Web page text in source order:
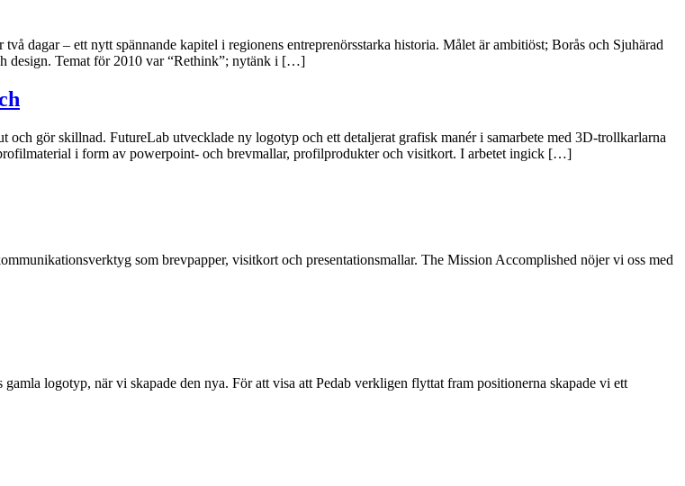
dagar – ett nytt spännande kapitel i regionens entreprenörsstarka historia. Målet är ambitiöst; Borås och Sjuhärad
design. Temat för 2010 var “Rethink”; nytänk i […]
gör skillnad. FutureLab utvecklade ny logotyp och ett detaljerat grafisk manér i samarbete med 3D-trollkarlarna
i form av powerpoint- och brevmallar, profilprodukter och visitkort. I arbetet ingick […]
som brevpapper, visitkort och presentationsmallar. The Mission Accomplished nöjer vi oss med
logotyp, när vi skapade den nya. För att visa att Pedab verkligen flyttat fram positionerna skapade vi ett